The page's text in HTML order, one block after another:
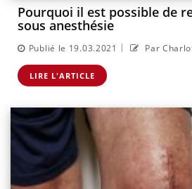
Pourquoi il est possible de
sous anesthésie
Publié le 19.03.2021 | Par
LIRE L'ARTICLE